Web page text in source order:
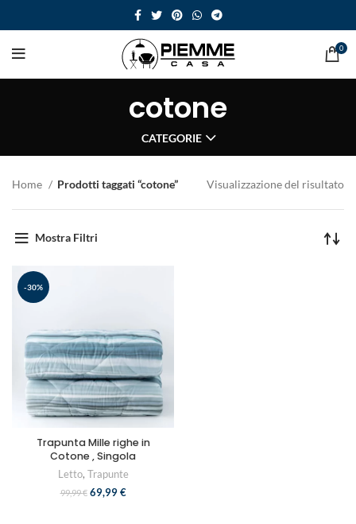
0
cotone
CATEGORIE
Home Prodotti taggati “cotone” Visualizzazione del risultato
Mostra Filtri
-30%
Trapunta Mille righe in
Cotone , Singola
Letto, Trapunte
99,99€ 69,99 €